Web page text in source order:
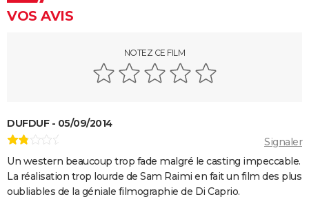
VOS AVIS
NOTEZ CE FILM
DUFDUF - 05/09/2014
Signaler
Un western beaucoup trop fade malgré le casting impeccable.
La réalisation trop lourde de Sam Raimi en fait un film des plus
oubliables de la géniale filmographie de Di Caprio.